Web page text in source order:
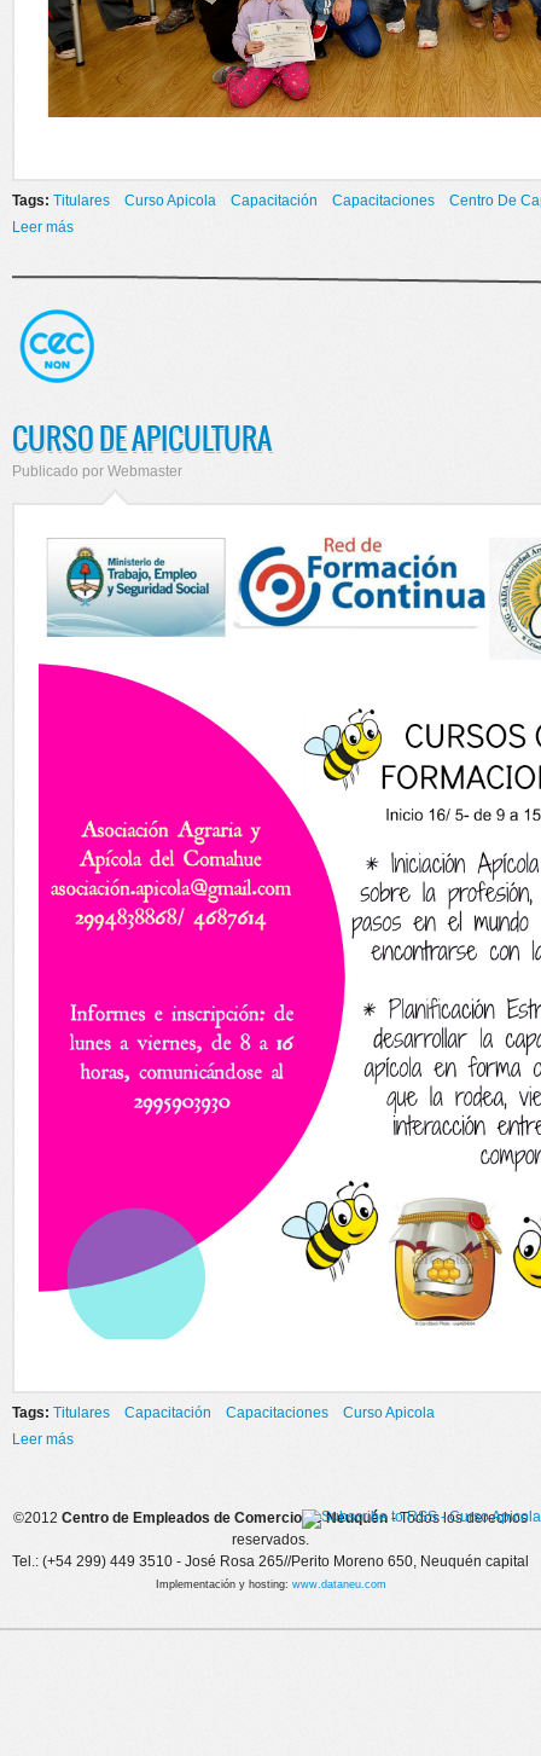
Tags: Titulares Curso Apicola Capacitación Capacitaciones
Centro De
Leer más
CURSO DE APICULTURA
Publicado por Webmaster
Tags: Titulares Capacitación Capacitaciones
Curso Apicola
Leer más
©2012 Centro de Empleados de Comercio de Neuquén - Todos los derechos
reservados.
Tel.: (+54 299) 449 3510 - José Rosa 265//Perito Moreno 650, Neuquén capital
Implementación y hosting: www.dataneu.com